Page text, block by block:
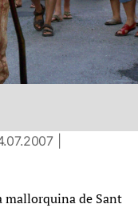
|
mallorquina de Sant